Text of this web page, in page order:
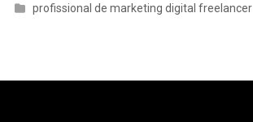
profissional de marketing digital freelancer